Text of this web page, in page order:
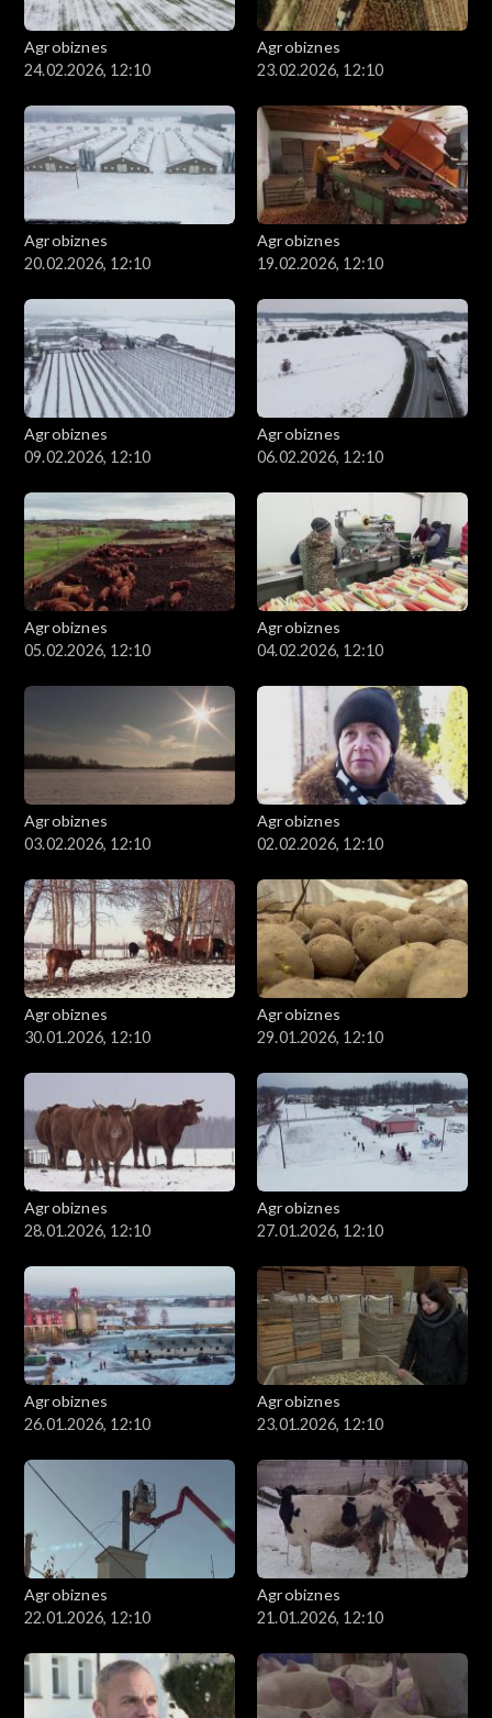
Agrobiznes
24.02.2026, 12:10
Agrobiznes
23.02.2026, 12:10
Agrobiznes
20.02.2026, 12:10
Agrobiznes
19.02.2026, 12:10
Agrobiznes
09.02.2026, 12:10
Agrobiznes
06.02.2026, 12:10
Agrobiznes
05.02.2026, 12:10
Agrobiznes
04.02.2026, 12:10
Agrobiznes
03.02.2026, 12:10
Agrobiznes
02.02.2026, 12:10
Agrobiznes
30.01.2026, 12:10
Agrobiznes
29.01.2026, 12:10
Agrobiznes
28.01.2026, 12:10
Agrobiznes
27.01.2026, 12:10
Agrobiznes
26.01.2026, 12:10
Agrobiznes
23.01.2026, 12:10
Agrobiznes
22.01.2026, 12:10
Agrobiznes
21.01.2026, 12:10